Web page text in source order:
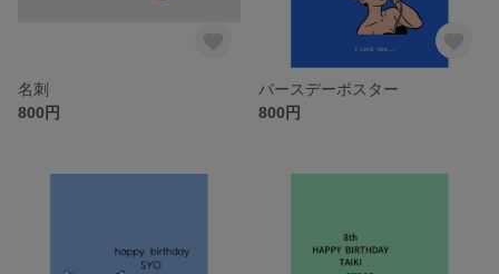
名刺
800円
バースデーポスター
800円